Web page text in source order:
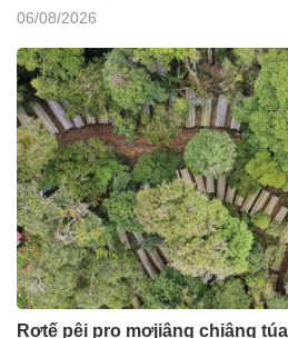
06/08/2026
Rơtế pêi pro mơjiâng chiâng